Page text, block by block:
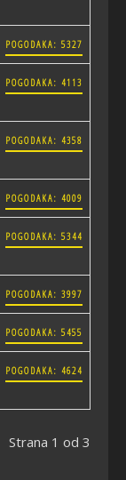
POGODAKA: 5327
POGODAKA: 4113
POGODAKA: 4358
POGODAKA: 4009
POGODAKA: 5344
POGODAKA: 3997
POGODAKA: 5455
POGODAKA: 4624
Strana 1 od 3